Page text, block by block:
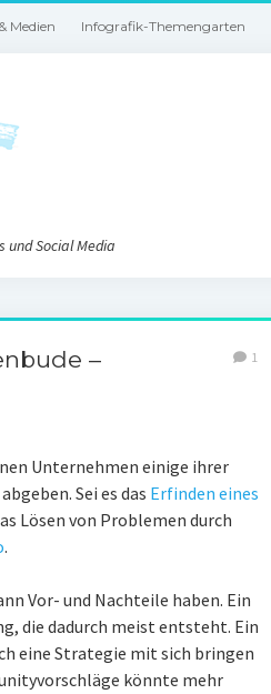
Medien Infografik-Themengarten
und Social Media
–
1
Unternehmen einige ihrer
Sei es das Erfinden eines
Lösen von Problemen durch
.
Vor- und Nachteile haben. Ein
die dadurch meist entsteht. Ein
eine Strategie mit sich bringen
könnte mehr